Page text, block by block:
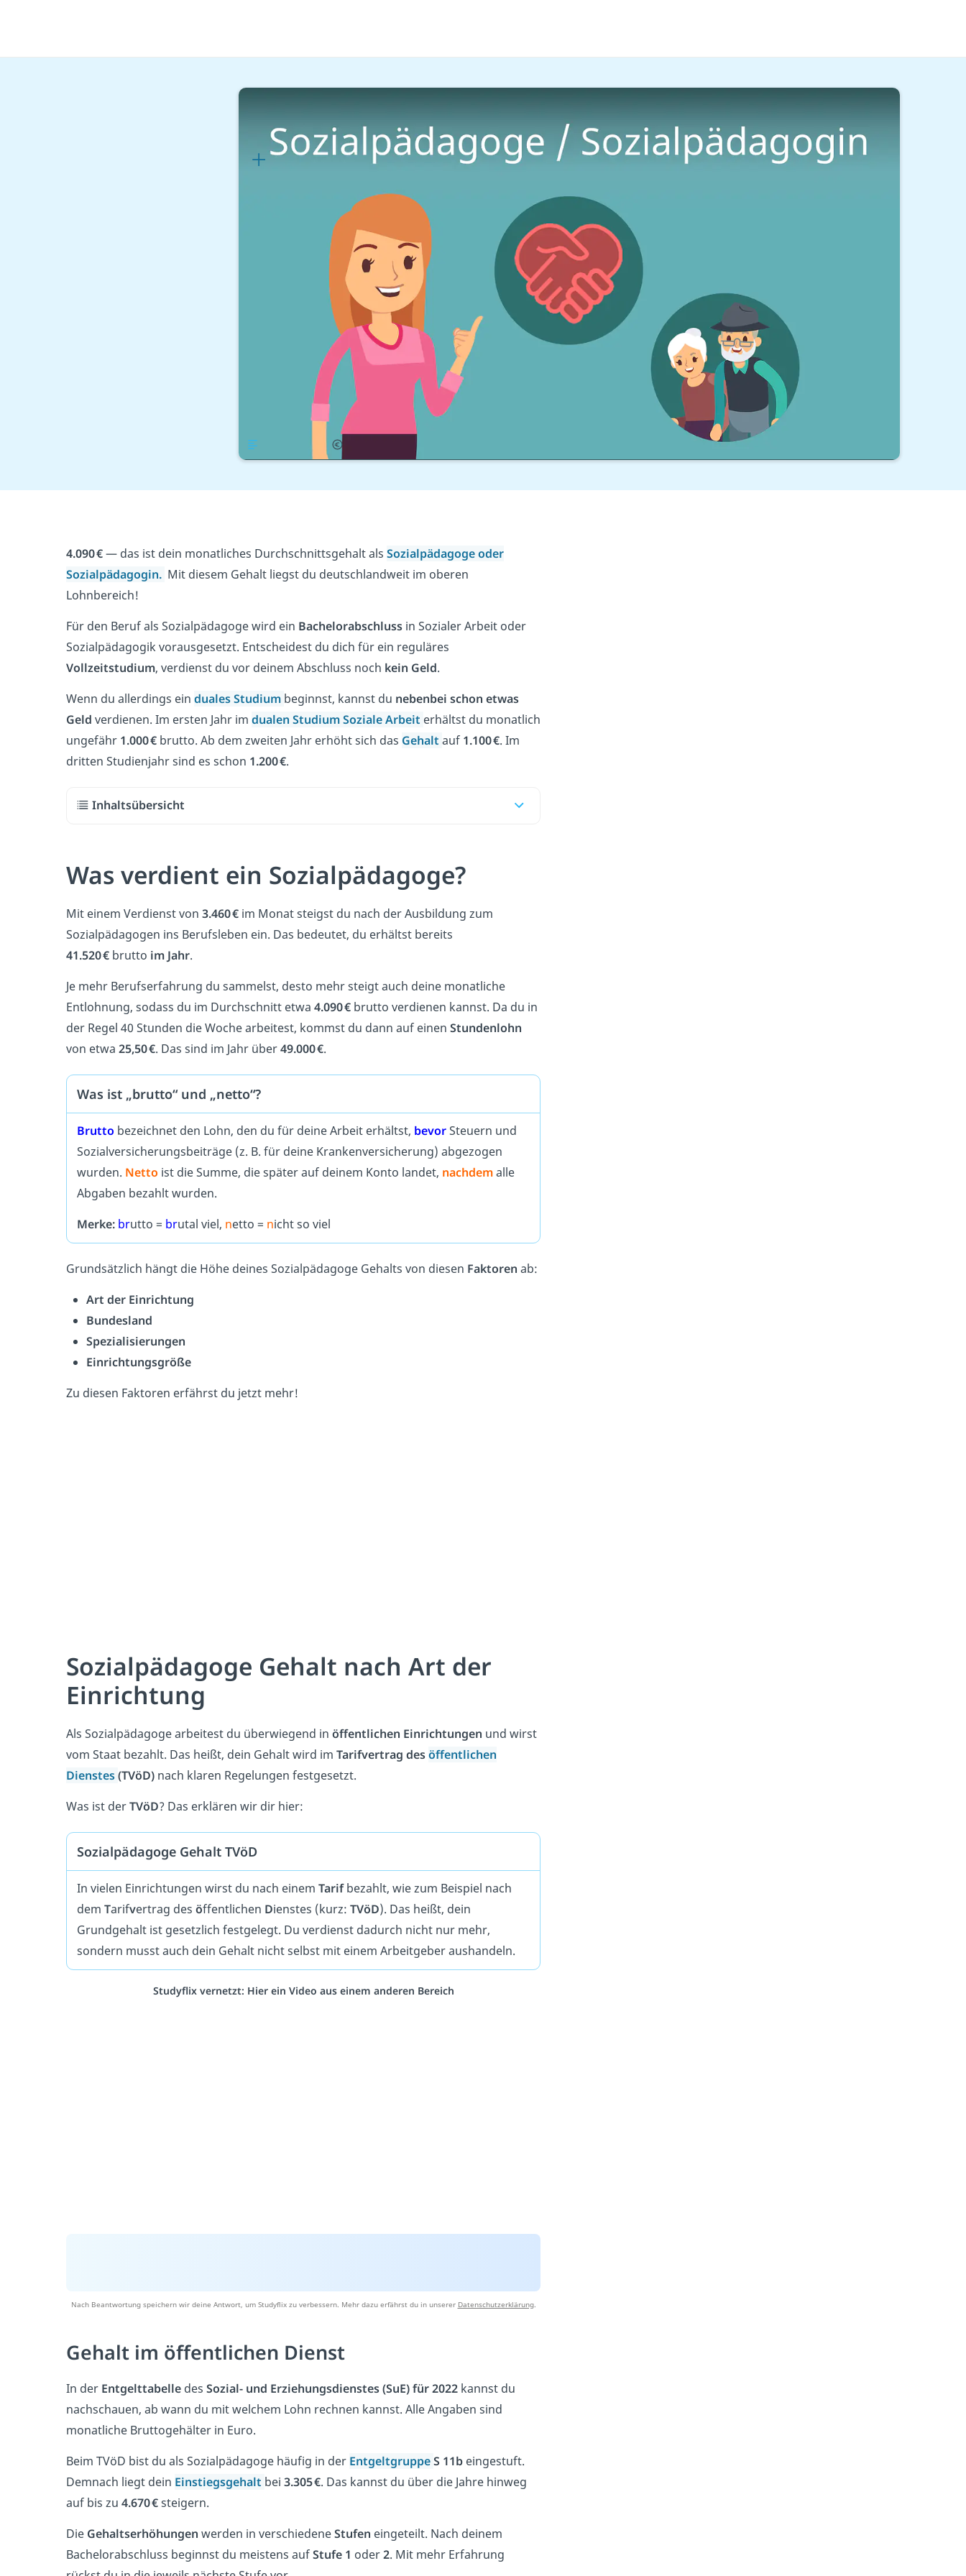
Soziale Berufe
Sozialpädagoge / Sozialpädagogin Gehalt
Lernplan
4.090€— das ist dein monatliches Durchschnittsgehalt als Sozialpädagogeoder
Sozialpädagogin. Mit diesem Gehalt liegst du deutschlandweit im oberen
Lohnbereich!
Für den Beruf als Sozialpädagoge wird ein Bachelorabschluss in Sozialer Arbeit oder
Sozialpädagogik vorausgesetzt. Entscheidest du dich für ein reguläres
Vollzeitstudium, verdienst du vor deinem Abschluss noch kein Geld.
Wenn du allerdings ein duales Studium beginnst, kannst du nebenbei schon etwas
Geld verdienen. Im ersten Jahr im dualen Studium Soziale Arbeit erhältst du monatlich
ungefähr 1.000 € brutto. Ab dem zweiten Jahr erhöht sich das Gehalt auf 1.100 €. Im
dritten Studienjahr sind es schon 1.200 €.
Inhaltsübersicht
Was verdient ein Sozialpädagoge?
Mit einem Verdienst von 3.460 € im Monat steigst du nach der Ausbildung zum
Sozialpädagogen ins Berufsleben ein. Das bedeutet, du erhältst bereits
41.520 € brutto im Jahr.
Je mehr Berufserfahrung du sammelst, desto mehr steigt auch deine monatliche
Entlohnung, sodass du im Durchschnitt etwa 4.090 € brutto verdienen kannst. Da du in
der Regel 40 Stunden die Woche arbeitest, kommst du dann auf einen Stundenlohn
von etwa 25,50€. Das sind im Jahr über49.000 €.
Was ist „brutto“ und „netto“?
Brutto bezeichnet den Lohn, den du für deine Arbeit erhältst, bevorSteuern und
Sozialversicherungsbeiträge (z. B. für deine Krankenversicherung) abgezogen
wurden. Netto ist die Summe, die später auf deinem Konto landet, nachdemalle
Abgaben bezahlt wurden.
Merke: brutto = brutal viel, netto = nicht so viel
Grundsätzlich hängt die Höhe deines Sozialpädagoge Gehalts von diesen Faktoren ab:
Art der Einrichtung
Bundesland
Spezialisierungen
Einrichtungsgröße
Zu diesen Faktoren erfährst du jetzt mehr!
Sozialpädagoge Gehalt nach Art der
Einrichtung
Als Sozialpädagoge arbeitest du überwiegend in öffentlichen Einrichtungen und wirst
vom Staat bezahlt. Das heißt, dein Gehalt wird im Tarifvertrag desöffentlichen
Dienstes(TVöD) nach klaren Regelungen festgesetzt.
Was ist derTVöD? Das erklären wir dir hier:
Sozialpädagoge Gehalt TVöD
In vielen Einrichtungen wirst du nach einem Tarifbezahlt, wie zum Beispiel nach
dem Tarifvertrag des öffentlichen Dienstes (kurz: TVöD). Das heißt, dein
Grundgehalt ist gesetzlich festgelegt. Du verdienst dadurch nicht nur mehr,
sondern musst auch dein Gehalt nicht selbst mit einem Arbeitgeber aushandeln.
Studyflix vernetzt: Hier ein Video aus einem anderen Bereich
Nach Beantwortung speichern wir deine Antwort, um Studyflix zu verbessern. Mehr dazu erfährst du in unserer Datenschutzerklärung.
Gehalt im öffentlichen Dienst
In der Entgelttabelle des Sozial- und Erziehungsdienstes (SuE) für 2022 kannst du
nachschauen, ab wann du mit welchem Lohn rechnen kannst. Alle Angaben sind
monatliche Bruttogehälter in Euro.
Beim TVöD bist du als Sozialpädagoge häufig in der EntgeltgruppeS 11b eingestuft.
Demnach liegt dein Einstiegsgehalt bei 3.305 €. Das kannst du über die Jahre hinweg
auf bis zu 4.670 €steigern.
Die Gehaltserhöhungen werden in verschiedeneStufen eingeteilt. Nach deinem
Bachelorabschluss beginnst du meistens aufStufe 1 oder2. Mit mehr Erfahrung